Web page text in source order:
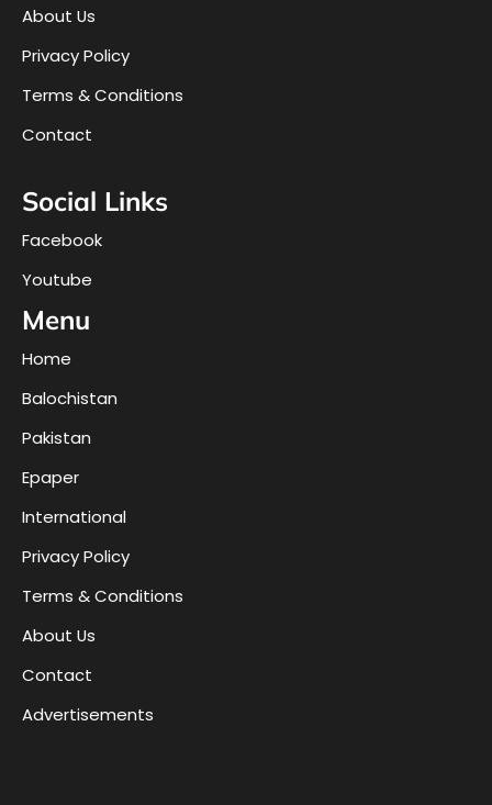
About Us
Privacy Policy
Terms & Conditions
Contact
Social Links
Facebook
Youtube
Menu
Home
Balochistan
Pakistan
Epaper
International
Privacy Policy
Terms & Conditions
About Us
Contact
Advertisements